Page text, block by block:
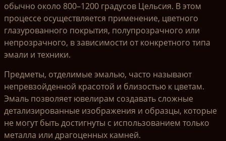
обычно около 800–1200 градусов Цельсия. В этом
процессе осуществляется применение, цветного
глазурованного покрытия, полупрозрачного или
непрозрачного, в зависимости от конкретного типа
эмали и техники.
Предметы, отделимые эмалью, часто называют
непревзойденной красотой и близостью к цветам.
Эмаль позволяет ювелирам создавать сложные
детализированные изображения и образцы, которые
не могут быть достигнуты с использованием только
металла или драгоценных камней.